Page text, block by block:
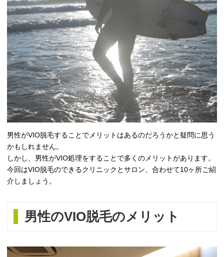
男性がVIO脱毛することでメリットはあるのだろうかと疑問に思う
かもしれません。
しかし、男性がVIO処理をすることで多くのメリットがあります。
今回はVIO脱毛のできるクリニックとサロン、合わせて10ヶ所ご紹
介しましょう。
男性のVIO脱毛のメリット